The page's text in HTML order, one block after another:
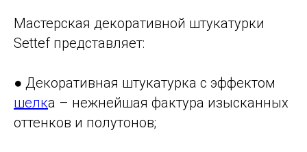
Мастерская декоративной штукатурки
Settef представляет:
● Декоративная штукатурка с эффектом
шелка – нежнейшая фактура изысканных
оттенков и полутонов;